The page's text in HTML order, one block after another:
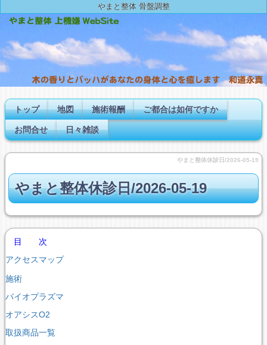
やまと整体 骨盤調整
トップ 地図 施術報酬 ご都合は如何ですか
お問合せ 日々雑談
やまと整体休診日/2026-05-19
やまと整体休診日/2026-05-19
目 次
アクセスマップ
施術
バイオプラズマ
オアシスO2
取扱商品一覧